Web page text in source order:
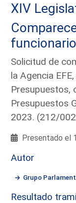
XIV
Solicitud de
la Agencia
Presupuestos,
Presupuestos
2023. (212/
Presentado el
Autor
Grupo
Resultado